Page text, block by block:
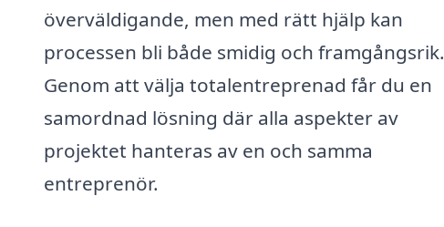
överväldigande, men med rätt hjälp kan
processen bli både smidig och framgångsrik.
Genom att välja totalentreprenad får du en
samordnad lösning där alla aspekter av
projektet hanteras av en och samma
entreprenör.